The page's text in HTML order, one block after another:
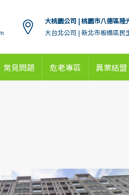
大桃園公司 | 桃園市八德區陸
大台北公司 | 新北市板橋區民
常見問題 危老專區 異業結盟